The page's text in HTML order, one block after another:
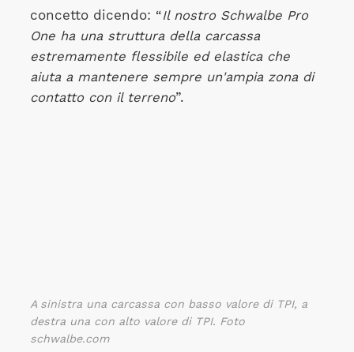
concetto dicendo: “Il nostro Schwalbe Pro
One ha una struttura della carcassa
estremamente flessibile ed elastica che
aiuta a mantenere sempre un'ampia zona di
contatto con il terreno”.
A sinistra una carcassa con basso valore di TPI, a
destra una con alto valore di TPI. Foto
schwalbe.com